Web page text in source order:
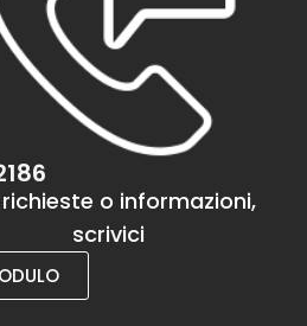
richieste o informazioni,
scrivici